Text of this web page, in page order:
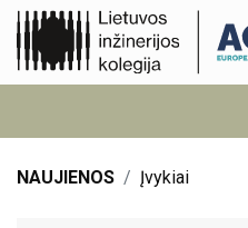
NAUJIENOS Įvykiai